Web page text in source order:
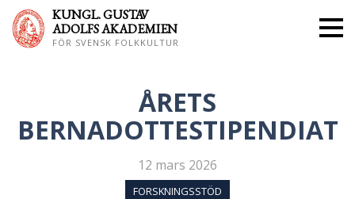
KUNGL. GUSTAV
ADOLFS AKADEMIEN
FÖR SVENSK FOLKKULTUR
ÅRETS
BERNADOTTESTIPENDIAT
12 mars 2026
FORSKNINGSSTÖD